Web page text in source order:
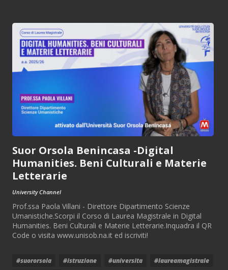
Suor Orsola Benincasa -Digital
Humanities. Beni Culturali e Materie
Letterarie
University Channel
Prof.ssa Paola Villani - Direttore Dipartimento Scienze
Umanistiche.Scorpi il Corso di Laurea Magistrale in Digital
Humanities. Beni Culturali e Materie Letterarie.Inquadra il QR
Code o visita www.unisob.na.it ed iscriviti!
#suororsola #istruzione #universita
#laureamagistrale